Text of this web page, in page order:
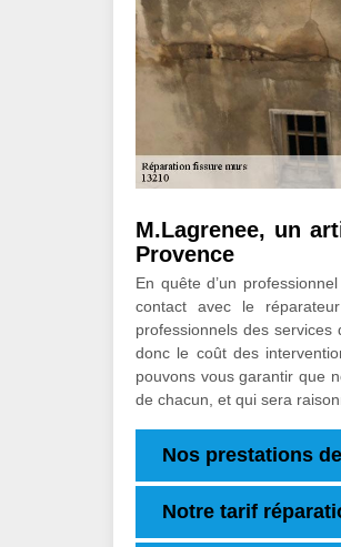
M.Lagrenee, un
Provence
En quête d’un
contact avec le
professionnels des
donc le coût des
pouvons vous garantir que
de chacun, et qui sera
Nos prestations
Notre tarif